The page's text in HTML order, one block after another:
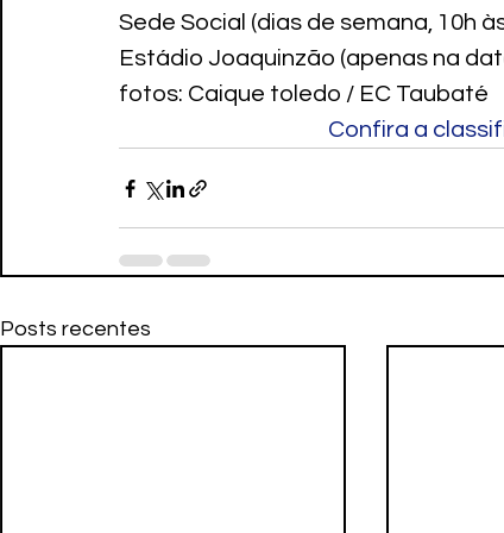
Sede Social (dias de semana, 10h
Estádio Joaquinzão (apenas na
fotos: Caique toledo / EC Taubaté
Confira a
Posts recentes